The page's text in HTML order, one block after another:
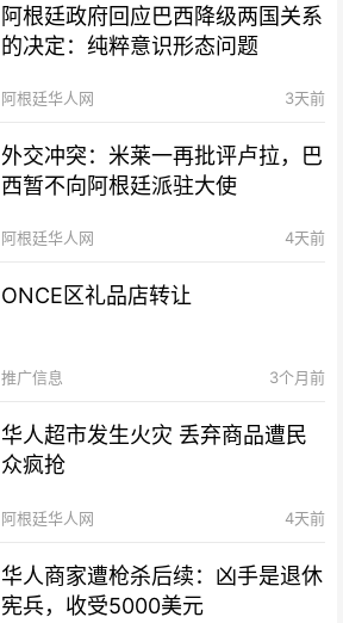
阿根廷政府回应巴西降级两国关系
的决定：纯粹意识形态问题
阿根廷华人网 3天前
外交冲突：米莱一再批评卢拉，巴
西暂不向阿根廷派驻大使
阿根廷华人网 4天前
ONCE区礼品店转让
推广信息 3个月前
华人超市发生火灾 丢弃商品遭民
众疯抢
阿根廷华人网 4天前
华人商家遭枪杀后续：凶手是退休
宪兵，收受5000美元